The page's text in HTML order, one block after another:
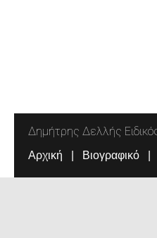
Δημήτρης Δελλής
Αρχική Βιογραφικό